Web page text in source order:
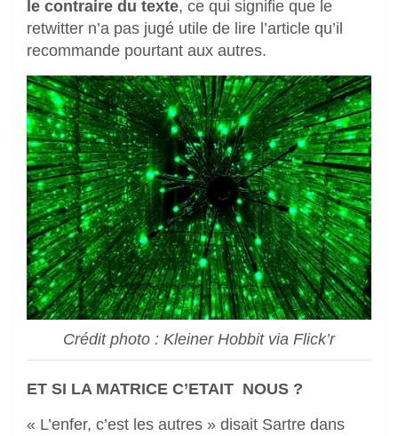
le contraire du texte, ce qui signifie que le
retwitter n’a pas jugé utile de lire l’article qu’il
recommande pourtant aux autres.
Crédit photo : Kleiner Hobbit via Flick’r
ET SI LA MATRICE C’ETAIT NOUS ?
« L’enfer, c’est les autres » disait Sartre dans